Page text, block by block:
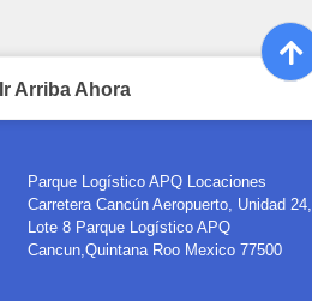
Ir Arriba Ahora
Parque Logístico APQLocaciones
Carretera Cancún Aeropuerto, Unidad 24,
Lote 8 Parque Logístico APQ
Cancun,Quintana Roo Mexico 77500